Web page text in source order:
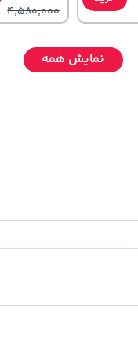
4,580,000
165,900
نمایش همه